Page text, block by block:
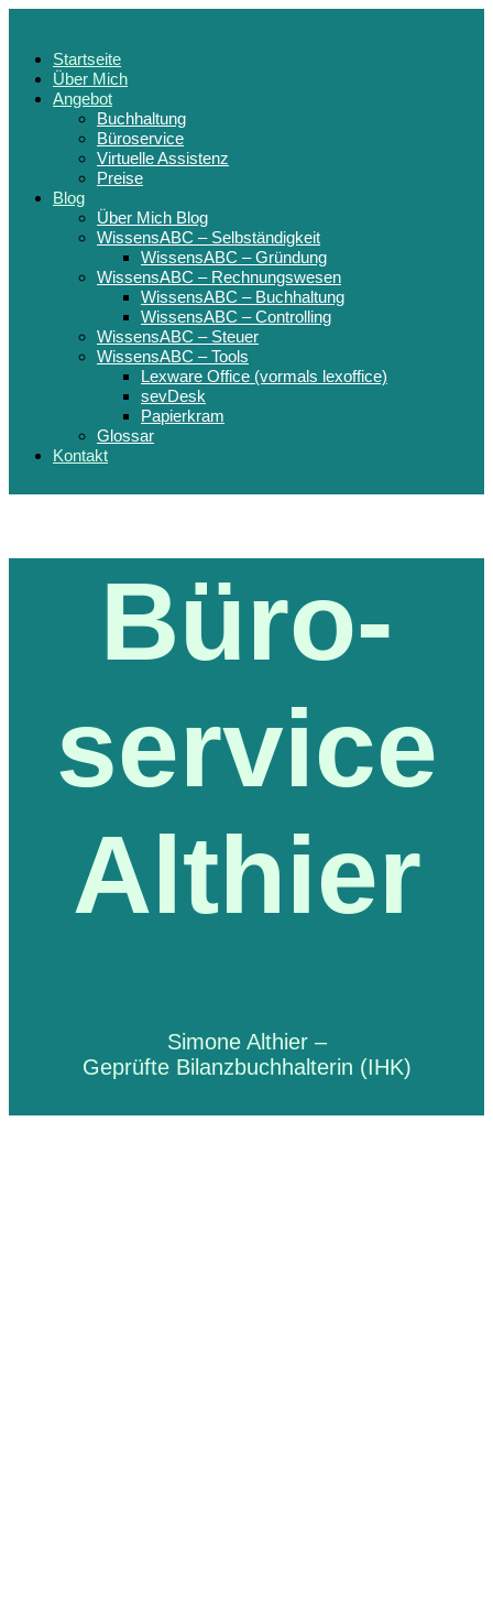
Startseite
Über Mich
Angebot
Buchhaltung
Büroservice
Virtuelle Assistenz
Preise
Blog
Über Mich Blog
WissensABC – Selbständigkeit
WissensABC – Gründung
WissensABC – Rechnungswesen
WissensABC – Buchhaltung
WissensABC – Controlling
WissensABC – Steuer
WissensABC – Tools
Lexware Office (vormals lexoffice)
sevDesk
Papierkram
Glossar
Kontakt
Büro-
service
Althier
Simone Althier –
Geprüfte Bilanzbuchhalterin (IHK)